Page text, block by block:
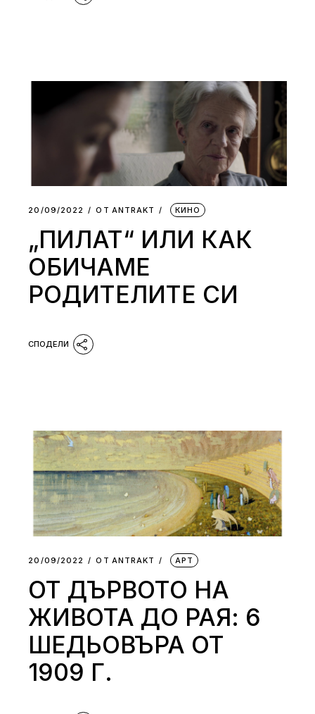
20/09/2022 ОТ АNTRAKT КИНО
„ПИЛАТ“ ИЛИ КАК
ОБИЧАМЕ
РОДИТЕЛИТЕ СИ
20/09/2022 ОТ АNTRAKT АРТ
ОТ ДЪРВОТО НА
ЖИВОТА ДО РАЯ: 6
ШЕДЬОВЪРА ОТ
1909 Г.